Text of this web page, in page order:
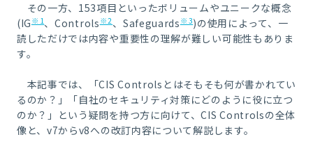
その一方、153項目といったボリュームやユニークな概念
(IG ※1、Controls※2、Safeguards※3)の使用によって、一
読しただけでは内容や重要性の理解が難しい可能性もありま
す。
本記事では、「CIS Controlsとはそもそも何が書かれてい
るのか？」「自社のセキュリティ対策にどのように役に立つ
のか？」という疑問を持つ方に向けて、CIS Controlsの全体
像と、v7からv8への改訂内容について解説します。